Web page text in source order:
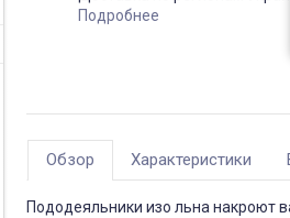
Подробнее
Обзор Характеристики
Пододеяльники изо льна накроют